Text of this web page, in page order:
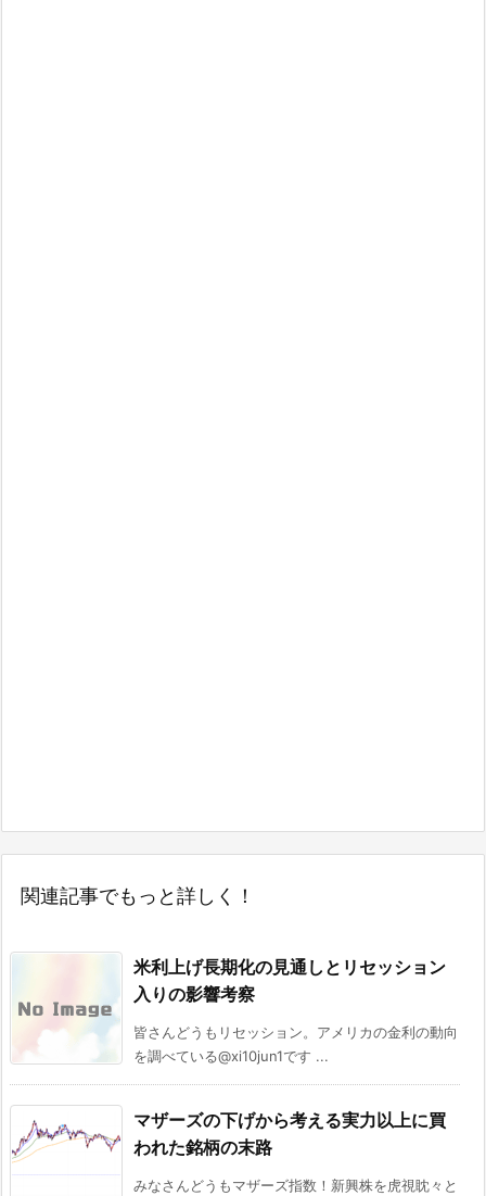
関連記事でもっと詳しく！
米利上げ長期化の見通しとリセッション
入りの影響考察
皆さんどうもリセッション。アメリカの金利の動向
を調べている@xi10jun1です ...
マザーズの下げから考える実力以上に買
われた銘柄の末路
みなさんどうもマザーズ指数！新興株を虎視眈々と